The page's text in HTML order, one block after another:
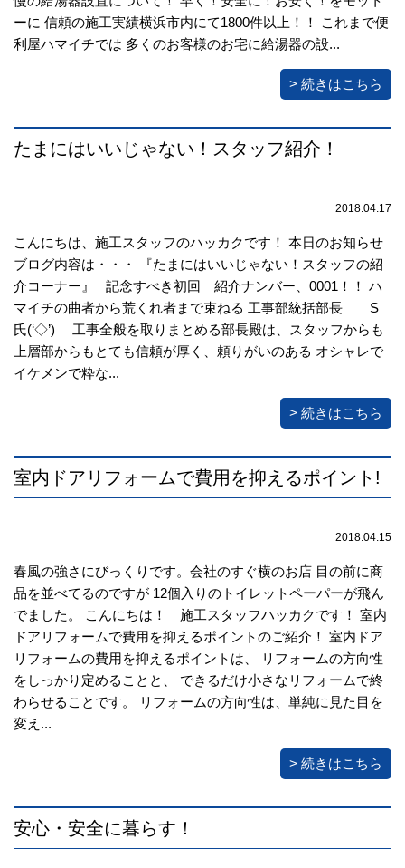
ーに 信頼の施工実績横浜市内にて1800件以上！！ これまで便
利屋ハマイチでは 多くのお客様のお宅に給湯器の設...
> 続きはこちら
たまにはいいじゃない！スタッフ紹介！
2018.04.17
こんにちは、施工スタッフのハッカクです！ 本日のお知らせ
ブログ内容は・・・ 『たまにはいいじゃない！スタッフの紹
介コーナー』 記念すべき初回 紹介ナンバー、0001！！ ハ
マイチの曲者から荒くれ者まで束ねる 工事部統括部長 S
氏(‘◇’)ゞ 工事全般を取りまとめる部長殿は、スタッフからも
上層部からもとても信頼が厚く、頼りがいのある オシャレで
イケメンで粋な...
> 続きはこちら
室内ドアリフォームで費用を抑えるポイント!
2018.04.15
春風の強さにびっくりです。会社のすぐ横のお店 目の前に商
品を並べてるのですが 12個入りのトイレットペーパーが飛ん
でました。 こんにちは！ 施工スタッフハッカクです！ 室内
ドアリフォームで費用を抑えるポイントのご紹介！ 室内ドア
リフォームの費用を抑えるポイントは、 リフォームの方向性
をしっかり定めることと、 できるだけ小さなリフォームで終
わらせることです。 リフォームの方向性は、単純に見た目を
変え...
> 続きはこちら
安心・安全に暮らす！